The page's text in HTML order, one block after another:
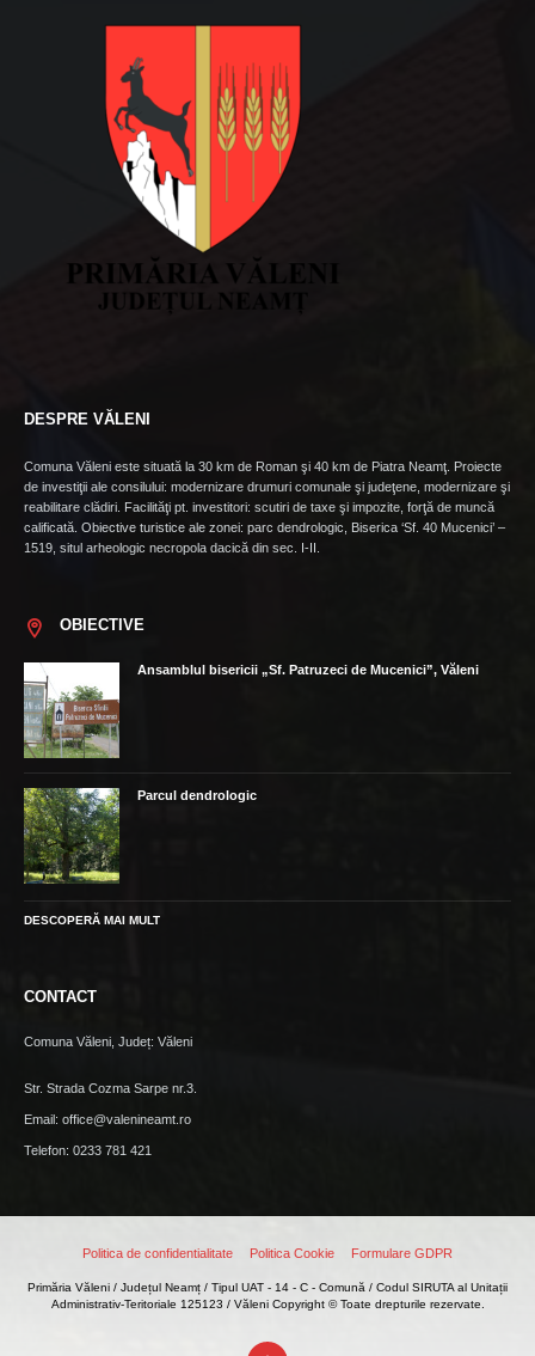
DESPRE VĂLENI
Comuna Văleni este situată la 30 km de Roman şi 40 km de Piatra Neamţ. Proiecte
de investiţii ale consilului: modernizare drumuri comunale şi judeţene, modernizare şi
reabilitare clădiri. Facilităţi pt. investitori: scutiri de taxe şi impozite, forţă de muncă
calificată. Obiective turistice ale zonei: parc dendrologic, Biserica ‘Sf. 40 Mucenici’ –
1519, situl arheologic necropola dacică din sec. I-II.
OBIECTIVE
Ansamblul bisericii „Sf. Patruzeci de Mucenici”, Văleni
Parcul dendrologic
DESCOPERĂ MAI MULT
CONTACT
Comuna Văleni, Județ: Văleni
Str. Strada Cozma Sarpe nr.3.
Email: office@valenineamt.ro
Telefon: 0233 781 421
Politica de confidentialitate Politica Cookie Formulare GDPR
Primăria Văleni / Județul Neamț / Tipul UAT - 14 - C - Comună / Codul SIRUTA al Unitații
Administrativ-Teritoriale 125123 / Văleni Copyright © Toate drepturile rezervate.